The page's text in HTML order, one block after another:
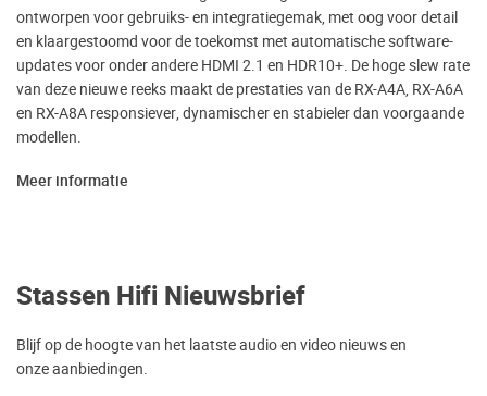
ontworpen voor gebruiks- en integratiegemak, met oog voor detail
en klaargestoomd voor de toekomst met automatische software-
updates voor onder andere HDMI 2.1 en HDR10+. De hoge slew rate
van deze nieuwe reeks maakt de prestaties van de RX-A4A, RX-A6A
en RX-A8A responsiever, dynamischer en stabieler dan voorgaande
modellen.
Meer informatie
Stassen Hifi Nieuwsbrief
Blijf op de hoogte van het laatste audio en video nieuws en
onze aanbiedingen.